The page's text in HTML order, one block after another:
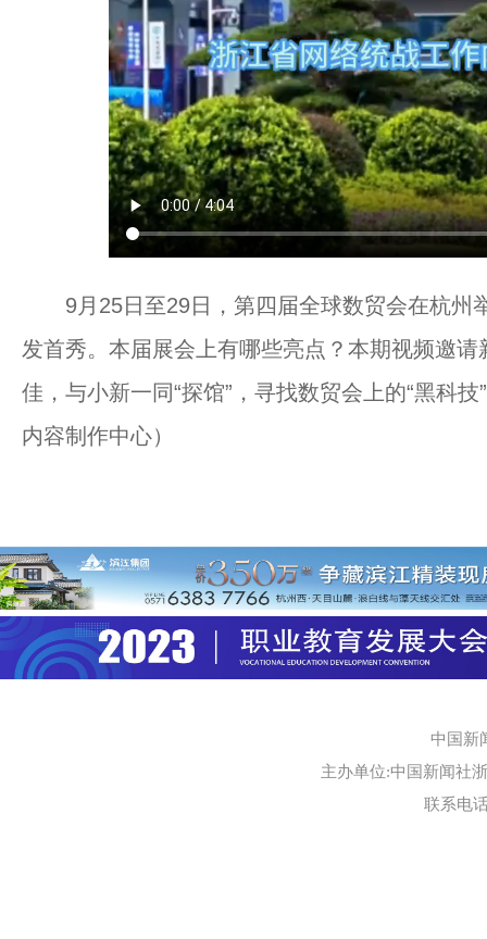
9月25日至29日，第四届全球数贸会在杭州
发首秀。本届展会上有哪些亮点？本期视频邀
佳，与小新一同“探馆”，寻找数贸会上的“黑科
内容制作中心）
中国新
主办单位:中国新闻社
联系电